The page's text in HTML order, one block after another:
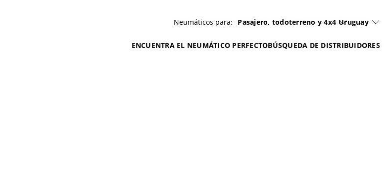
Neumáticos para: Pasajero, todoterreno y 4x4 Uruguay
ENCUENTRA EL NEUMÁTICO PERFECTOBÚSQUEDA DE DISTRIBUIDORES